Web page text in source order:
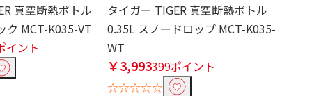
真空断熱ボトル
ク MCT-K035-VT
イント
タイガー TIGER 真空断熱ボトル
0.35L スノードロップ MCT-K035-
WT
￥3,993399ポイント
☆☆☆☆☆